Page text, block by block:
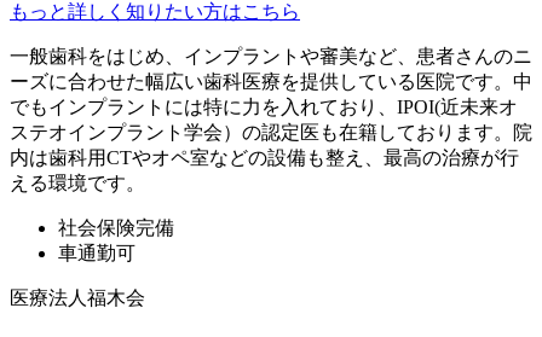
もっと詳しく知りたい方はこちら
一般歯科をはじめ、インプラントや審美など、患者さんのニ
ーズに合わせた幅広い歯科医療を提供している医院です。中
でもインプラントには特に力を入れており、IPOI(近未来オ
ステオインプラント学会）の認定医も在籍しております。院
内は歯科用CTやオペ室などの設備も整え、最高の治療が行
える環境です。
社会保険完備
車通勤可
医療法人福木会